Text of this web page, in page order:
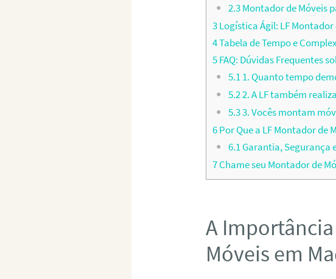
2.3Montador de Móveis
3Logística Ágil: LF
4Tabela de Tempo e
5FAQ: Dúvidas Frequentes
5.11. Quanto tempo
5.22. A LF também
5.33. Vocês montam
6Por Que a LF Montador de
6.1Garantia, Segurança
7Chame seu Montador de
A
Móveis em